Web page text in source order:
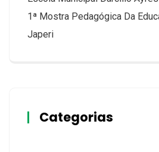
1ª Mostra Pedagógica Da
Japeri
Categorias